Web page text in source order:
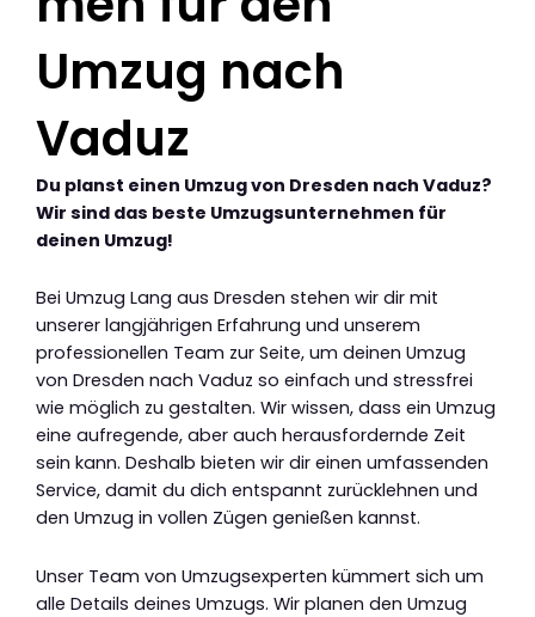
Umzug nach
Vaduz
Du planst einen Umzug von Dresden nach Vaduz?
Wir sind das beste Umzugsunternehmen für
deinen Umzug!
Bei Umzug Lang aus Dresden stehen wir dir mit
unserer langjährigen Erfahrung und unserem
professionellen Team zur Seite, um deinen Umzug
von Dresden nach Vaduz so einfach und stressfrei
wie möglich zu gestalten. Wir wissen, dass ein Umzug
eine aufregende, aber auch herausfordernde Zeit
sein kann. Deshalb bieten wir dir einen umfassenden
Service, damit du dich entspannt zurücklehnen und
den Umzug in vollen Zügen genießen kannst.
Unser Team von Umzugsexperten kümmert sich um
alle Details deines Umzugs. Wir planen den Umzug